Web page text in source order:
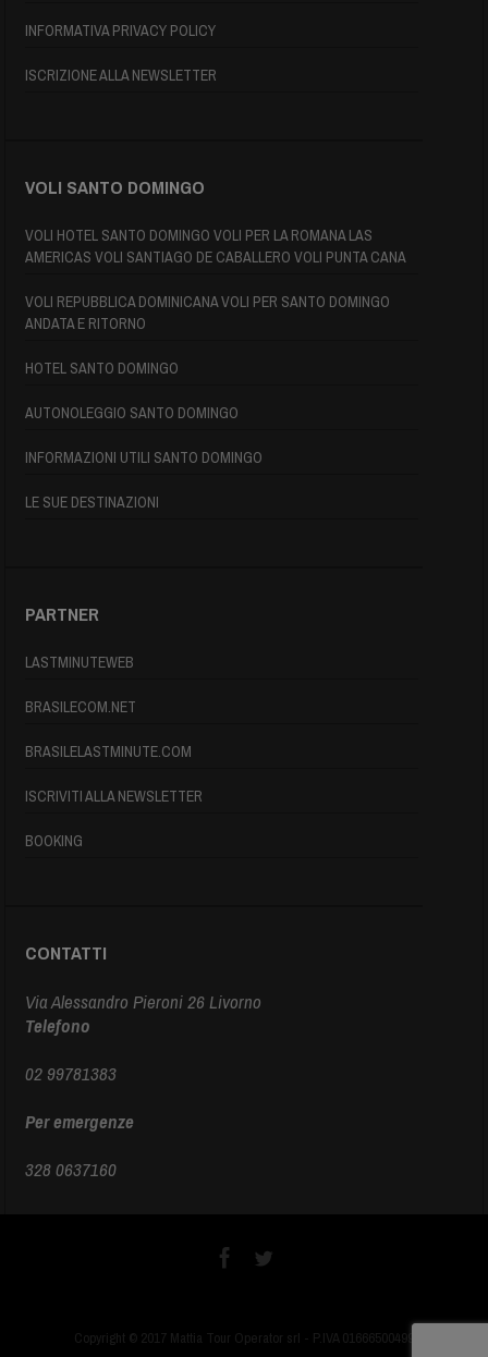
INFORMATIVA PRIVACY POLICY
ISCRIZIONE ALLA NEWSLETTER
VOLI SANTO DOMINGO
VOLI HOTEL SANTO DOMINGO VOLI PER LA ROMANA LAS
AMERICAS VOLI SANTIAGO DE CABALLERO VOLI PUNTA CANA
VOLI REPUBBLICA DOMINICANA VOLI PER SANTO DOMINGO
ANDATA E RITORNO
HOTEL SANTO DOMINGO
AUTONOLEGGIO SANTO DOMINGO
INFORMAZIONI UTILI SANTO DOMINGO
LE SUE DESTINAZIONI
PARTNER
LASTMINUTEWEB
BRASILECOM.NET
BRASILELASTMINUTE.COM
ISCRIVITI ALLA NEWSLETTER
BOOKING
CONTATTI
Via Alessandro Pieroni 26 Livorno
Telefono
02 99781383
Per emergenze
328 0637160
Copyright © 2017 Mattia Tour Operator srl - P.IVA 01666500499